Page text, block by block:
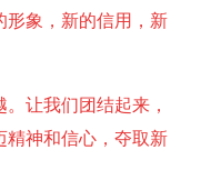
象，新的信用，新
让我们团结起来，
神和信心，夺取新